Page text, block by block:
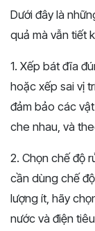
Dưới đây là
quả mà vẫn tiết
1. Xếp bát đĩa
hoặc xếp sai vị
đảm bảo các
che nhau, và
2. Chọn chế độ
cần dùng chế
lượng ít, hãy
nước và điện